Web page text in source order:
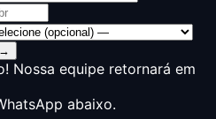
Nossa equipe retornará em
abaixo.